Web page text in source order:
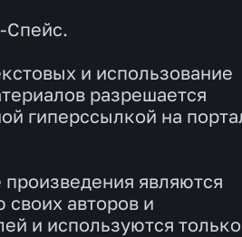
Спейс.
и использование
разрешается
гиперссылкой на
произведения являются
своих авторов и
и используются